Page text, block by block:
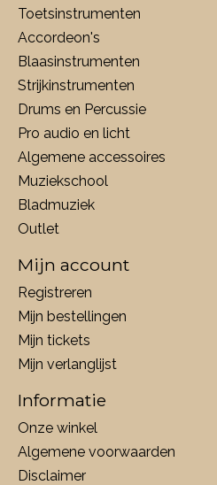
Toetsinstrumenten
Accordeon's
Blaasinstrumenten
Strijkinstrumenten
Drums en Percussie
Pro audio en licht
Algemene accessoires
Muziekschool
Bladmuziek
Outlet
Mijn account
Registreren
Mijn bestellingen
Mijn tickets
Mijn verlanglijst
Informatie
Onze winkel
Algemene voorwaarden
Disclaimer